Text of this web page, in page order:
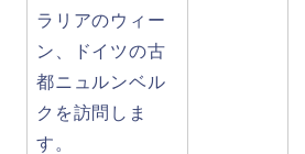
ラリアのウィー
ン、ドイツの古
都ニュルンベル
クを訪問しま
す。